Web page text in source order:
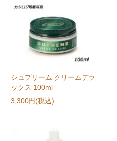
シュプリーム クリームデラ
ックス 100ml
3,300円(税込)